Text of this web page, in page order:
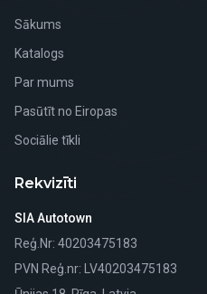
Sākums
Katalogs
Par mums
Pasūtīt no Eiropas
Sociālie tīkli
Rekvizīti
SIA Autotown
Reģ.Nr: 40203475183
PVN Reģ.nr: LV40203475183